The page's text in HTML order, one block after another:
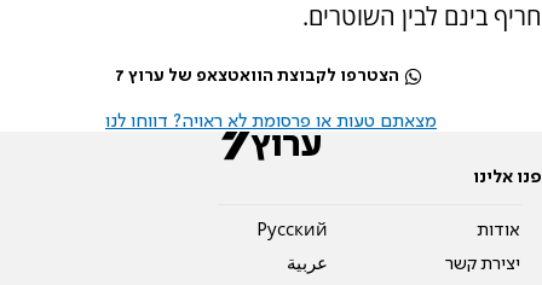
חריף בינם לבין השוטרים.
הצטרפו לקבוצת הוואטצאפ של ערוץ 7
מצאתם טעות או פרסומת לא ראויה? דווחו לנו
פנו אלינו
אודות
יצירת קשר
Pусский
عربية